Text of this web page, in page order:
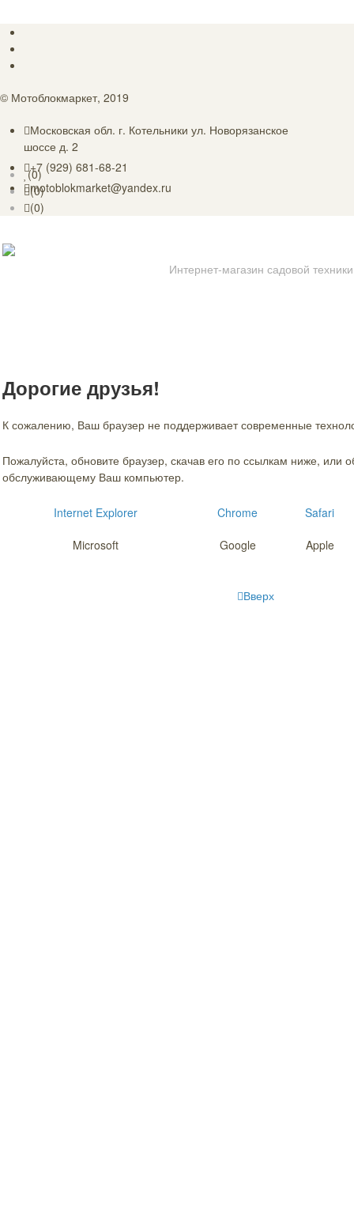
© Мотоблокмаркет, 2019
Московская обл. г. Котельники ул. Новорязанское
шоссе д. 2
+7 (929) 681-68-21
motoblokmarket@yandex.ru
(0)
(0)
(0)
Интернет-магазин садовой техники
Дорогие друзья!
К сожалению, Ваш браузер не поддерживает современные
Пожалуйста, обновите браузер, скачав его по ссылкам ниже, или
обслуживающему Ваш компьютер.
Internet Explorer
Microsoft
Chrome
Google
Safari
Apple
Вверх